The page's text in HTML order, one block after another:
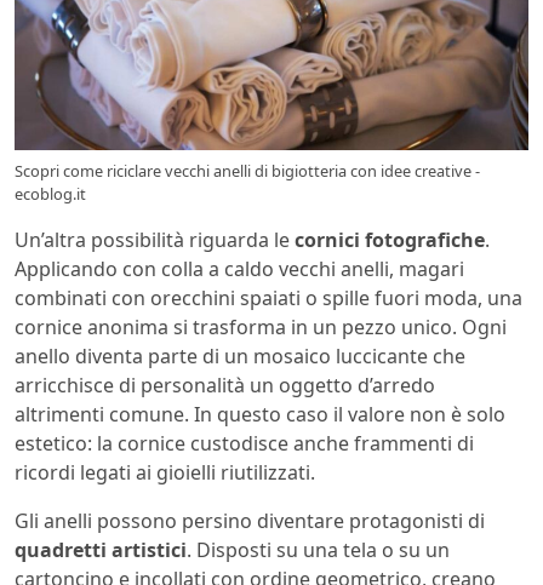
Scopri come riciclare vecchi anelli di bigiotteria con idee creative -
ecoblog.it
Un’altra possibilità riguarda lecornici fotografiche.
Applicando con colla a caldo vecchi anelli, magari
combinati con orecchini spaiati o spille fuori moda, una
cornice anonima si trasforma in un pezzo unico. Ogni
anello diventa parte di un mosaico luccicante che
arricchisce di personalità un oggetto d’arredo
altrimenti comune. In questo caso il valore non è solo
estetico: la cornice custodisce anche frammenti di
ricordi legati ai gioielli riutilizzati.
Gli anelli possono persino diventare protagonisti di
quadretti artistici. Disposti su una tela o su un
cartoncino e incollati con ordine geometrico, creano